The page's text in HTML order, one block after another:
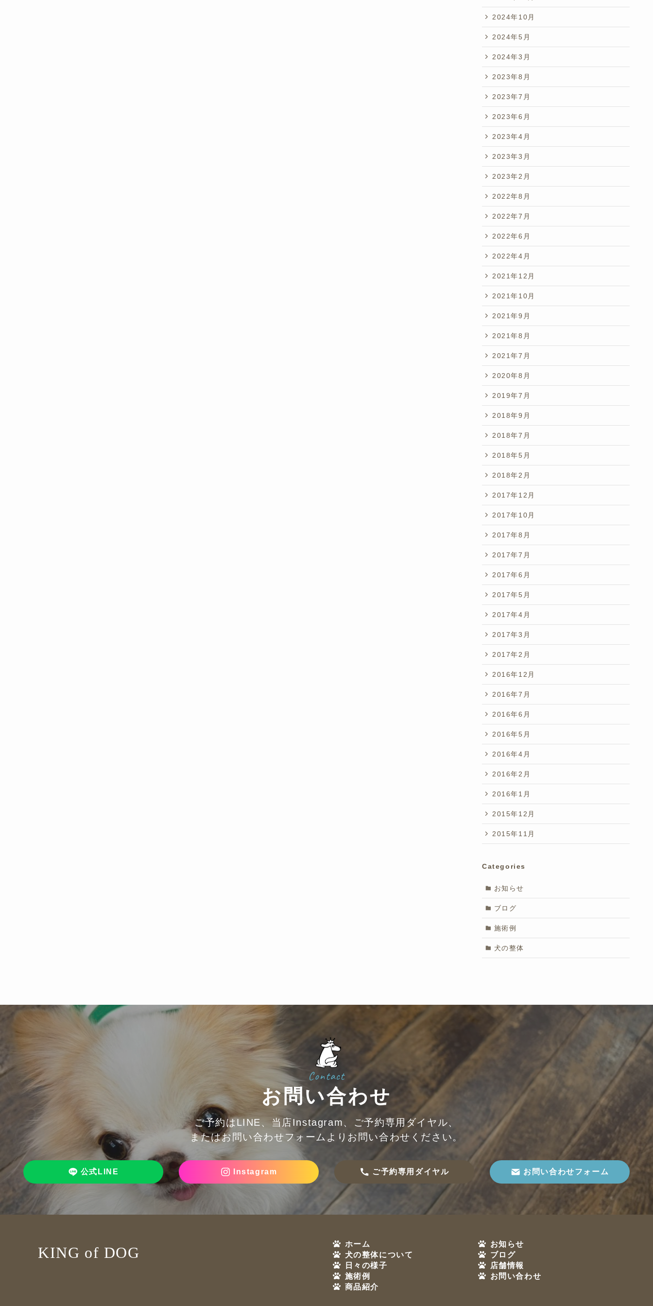
2024年10月
2024年5月
2024年3月
2023年8月
2023年7月
2023年6月
2023年4月
2023年3月
2023年2月
2022年8月
2022年7月
2022年6月
2022年4月
2021年12月
2021年10月
2021年9月
2021年8月
2021年7月
2020年8月
2019年7月
2018年9月
2018年7月
2018年5月
2018年2月
2017年12月
2017年10月
2017年8月
2017年7月
2017年6月
2017年5月
2017年4月
2017年3月
2017年2月
2016年12月
2016年7月
2016年6月
2016年5月
2016年4月
2016年2月
2016年1月
2015年12月
2015年11月
Categories
お知らせ
ブログ
施術例
犬の整体
Contact
お問い合わせ
ご予約はLINE、当店Instagram、ご予約専用ダイヤル、
またはお問い合わせフォームより お問い合わせください。
公式LINE Instagram ご予約専用ダイヤル お問い合わせフォーム
KING of DOG
ホーム
犬の整体について
日々の様子
施術例
商品紹介
お知らせ
ブログ
店舗情報
お問い合わせ